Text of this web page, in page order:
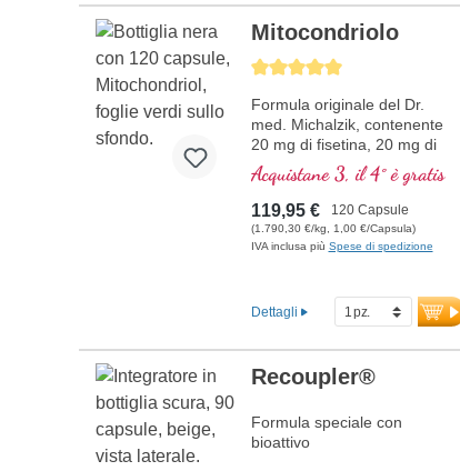
Average rating of 5 out of 5 stars
Mitocondriolo
Formula originale del Dr.
med. Michalzik, contenente
20 mg di fisetina, 20 mg di
NADH, 150 mg di Q10 e molti
altri importanti agenti
mitocondriali. Con l'enhancer
di biodisponibilità D-Pinitol.
Guscio delle capsule vegano,
attivatore mitocondriale PGC-
1α, senza additivi, qualità ad
esperienza in sostanze vitali e
oltre 20 anni di esperienza
Acquistane 3, il 4° è gratis
119,95 € 120 Capsule
(1.790,30 €/kg, 1,00 €/Capsula)
IVA inclusa più Spese di spedizione
Dettagli
Recoupler®
Formula speciale con
bioattivo